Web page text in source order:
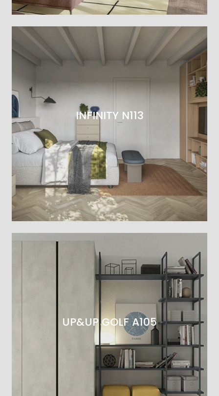
INFINITY N113
UP&UP GOLF A105